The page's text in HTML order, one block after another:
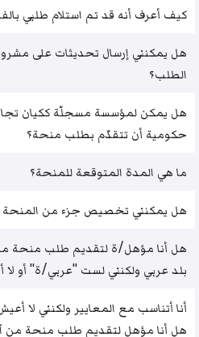
كيف أعرف أنه قد تم استلام طلبي
هل يمكنني إرسال تحديثات على
الطلب؟
هل يمكن لمؤسسة مسجلّة ككيان
حكومية أن تتقدّم بطلب منحة؟
ما هي المدة المتوقعة للمنحة؟
هل يمكنني تخصيص جزء من المنحة
هل أنا مؤهل/ة لتقديم طلب منحة
بلد عربي ولكنني لست "عربي/ة" أو
أنا أتناسب مع المعايير ولكنني لا
هل أنا مؤهل لتقديم طلب منحة من